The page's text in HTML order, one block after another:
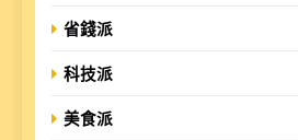
省錢派
科技派
美食派